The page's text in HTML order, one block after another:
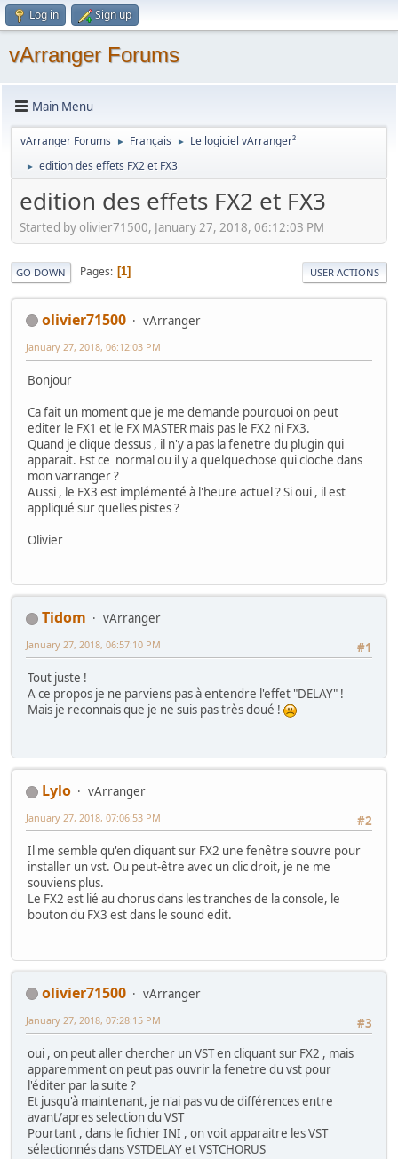
Log in Sign up
vArranger Forums
Main Menu
vArranger Forums ► Français ► Le logiciel vArranger²
► edition des effets FX2 et FX3
edition des effets FX2 et FX3
Started by olivier71500, January 27, 2018, 06:12:03 PM
GO DOWN Pages 1 USER ACTIONS
olivier71500 vArranger
January 27, 2018, 06:12:03 PM
Bonjour
Ca fait un moment que je me demande pourquoi on peut
editer le FX1 et le FX MASTER mais pas le FX2 ni FX3.
Quand je clique dessus , il n'y a pas la fenetre du plugin qui
apparait. Est ce normal ou il y a quelquechose qui cloche dans
mon varranger ?
Aussi , le FX3 est implémenté à l'heure actuel ? Si oui , il est
appliqué sur quelles pistes ?
Olivier
Tidom
vArranger
#1
January 27, 2018, 06:57:10 PM
Tout juste !
A ce propos je ne parviens pas à entendre l'effet "DELAY" !
Mais je reconnais que je ne suis pas très doué !
Lylo
vArranger
#2
January 27, 2018, 07:06:53 PM
Il me semble qu'en cliquant sur FX2 une fenêtre s'ouvre pour
installer un vst. Ou peut-être avec un clic droit, je ne me
souviens plus.
Le FX2 est lié au chorus dans les tranches de la console, le
bouton du FX3 est dans le sound edit.
olivier71500
vArranger
#3
January 27, 2018, 07:28:15 PM
oui , on peut aller chercher un VST en cliquant sur FX2 , mais
apparemment on peut pas ouvrir la fenetre du vst pour
l'éditer par la suite ?
Et jusqu'à maintenant, je n'ai pas vu de différences entre
avant/apres selection du VST
Pourtant , dans le fichier INI , on voit apparaitre les VST
sélectionnés dans VSTDELAY et VSTCHORUS